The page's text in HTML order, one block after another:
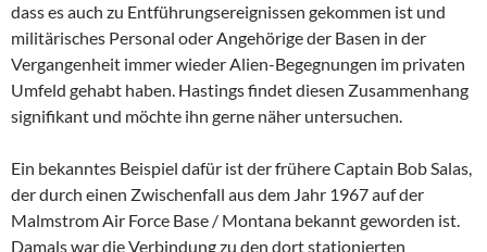
dass es auch zu Entführungsereignissen gekommen ist und
militärisches Personal oder Angehörige der Basen in der
Vergangenheit immer wieder Alien-Begegnungen im privaten
Umfeld gehabt haben. Hastings findet diesen Zusammenhang
signifikant und möchte ihn gerne näher untersuchen.
Ein bekanntes Beispiel dafür ist der frühere Captain Bob Salas,
der durch einen Zwischenfall aus dem Jahr 1967 auf der
Malmstrom Air Force Base / Montana bekannt geworden ist.
Damals war die Verbindung zu den dort stationierten